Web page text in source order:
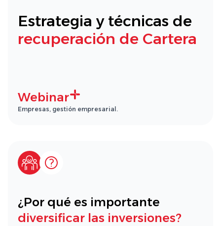
Estrategia y técnicas de
recuperación de Cartera
Webinar
Empresas, gestión empresarial.
¿Por qué es importante
diversificar las inversiones?